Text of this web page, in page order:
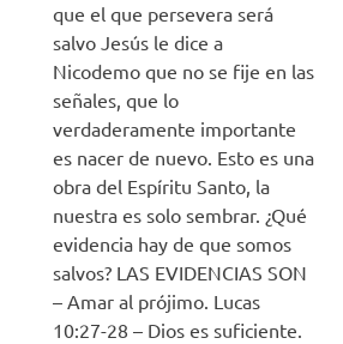
que el que persevera será
salvo Jesús le dice a
Nicodemo que no se fije en las
señales, que lo
verdaderamente importante
es nacer de nuevo. Esto es una
obra del Espíritu Santo, la
nuestra es solo sembrar. ¿Qué
evidencia hay de que somos
salvos? LAS EVIDENCIAS SON
– Amar al prójimo. Lucas
10:27-28 – Dios es suficiente.